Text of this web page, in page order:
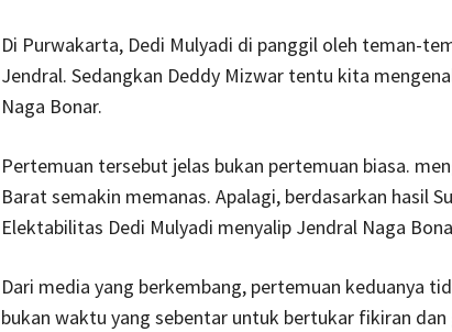
Di Purwakarta, Dedi Mulyadi di panggil oleh teman-
Jendral. Sedangkan Deddy Mizwar tentu kita
Naga Bonar.
Pertemuan tersebut jelas bukan pertemuan biasa.
Barat semakin memanas. Apalagi, berdasarkan hasil
Elektabilitas Dedi Mulyadi menyalip Jendral Naga
Dari media yang berkembang, pertemuan keduanya
bukan waktu yang sebentar untuk bertukar fikiran dan